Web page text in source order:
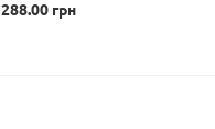
288.00 грн